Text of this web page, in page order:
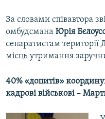
За словами співавтора
омбудсмана Юрія
сепаратистам території
місць утримання
40% «допитів»
кадрові військові –